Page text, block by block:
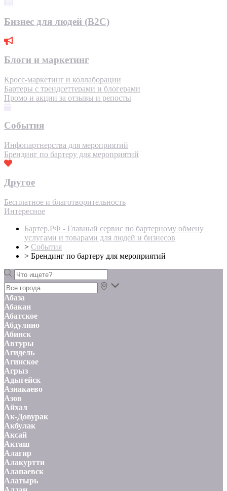
Бизнес для людей (B2C)
Блоги и маркетинг
Кросс-маркетинг и коллаборации
Бартеры с трендсеттерами и блогерами
Промо и акции за отзывы и репосты
События
Инфопартнерства для мероприятий
Брендинг по бартеру для мероприятий
Другое
Бесплатное и благотворительность
Интересное
Бартер.РФ - Главный сервис по бартерному обмену
услугами и товарами для людей и бизнесов
> События
> Брендинг по бартеру для мероприятий
Абаза
Абакан
Абатское
Абдулино
Абинск
Автуры
Агидель
Агинское
Агрыз
Адыгейск
Азнакаево
Азов
Айхал
Ак-Довурак
Акбулак
Аксай
Акташ
Алагир
Алакуртти
Алапаевск
Алатырь